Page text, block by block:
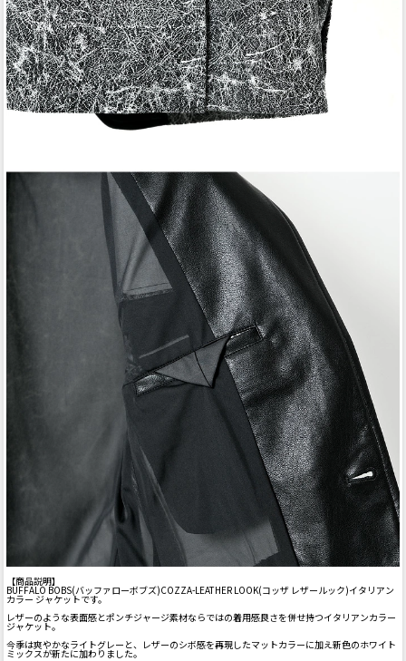
【商品説明】
BUFFALO BOBS(バッファローボブズ)COZZA-LEATHER LOOK(コッザ レザールック)イタリアン
カラー ジャケットです。
レザーのような表面感とポンチジャージ素材ならではの着用感良さを併せ持つイタリアンカラー
ジャケット。
今季は爽やかなライトグレーと、レザーのシボ感を再現したマットカラーに加え新色のホワイト
ミックスが新たに加わりました。